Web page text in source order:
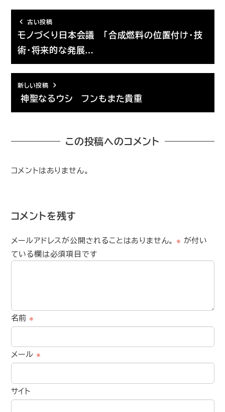
古い投稿
モノづくり日本会議 「合成燃料の位置付け・技
術・将来的な発展…
新しい投稿
神聖なるウシ フンもまた貴重
この投稿へのコメント
コメントはありません。
コメントを残す
メールアドレスが公開されることはありません。 ※ が付い
ている欄は必須項目です
名前 ※
メール ※
サイト